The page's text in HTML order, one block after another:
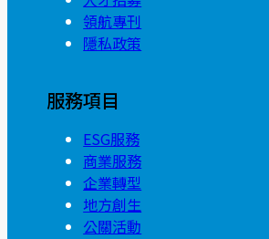
領航專刊
隱私政策
服務項目
ESG服務
商業服務
企業轉型
地方創生
公關活動